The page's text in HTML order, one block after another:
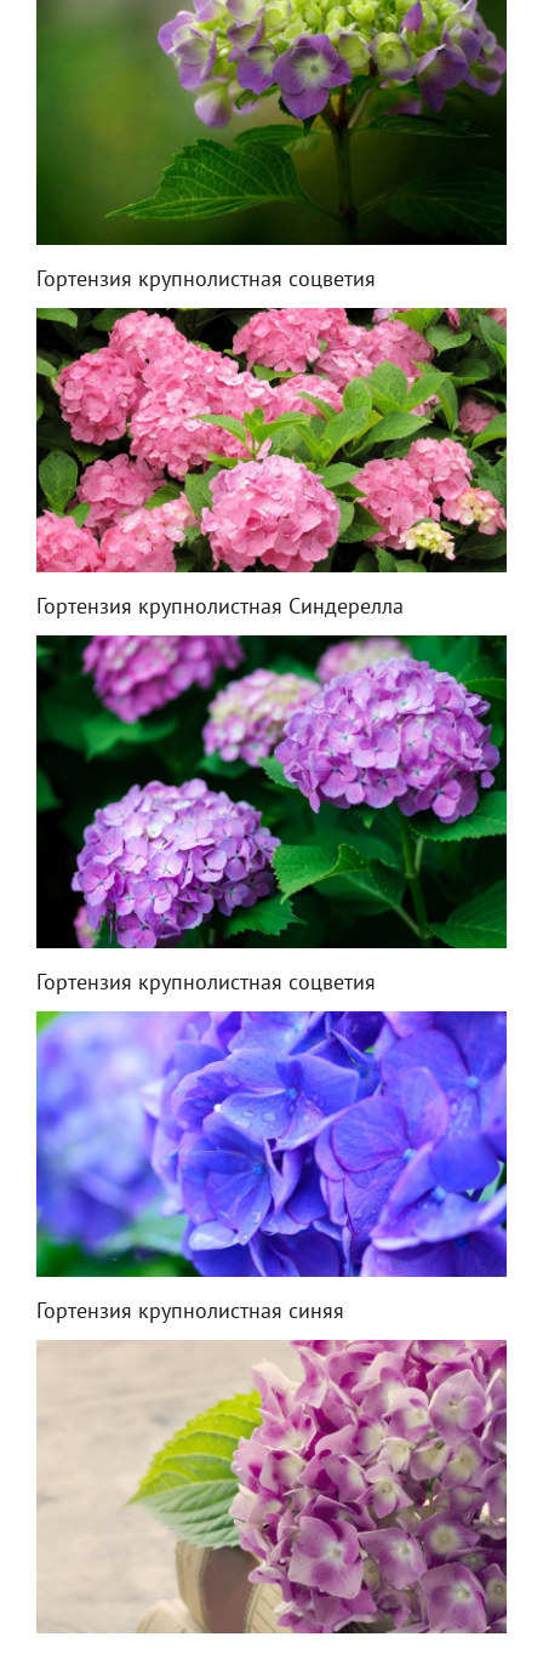
Гортензия крупнолистная соцветия
Гортензия крупнолистная Синдерелла
Гортензия крупнолистная соцветия
Гортензия крупнолистная синяя